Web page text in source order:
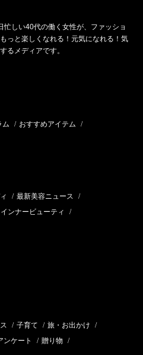
しい40代の働く女性が、ファッショ
っと楽しくなれる！元気になれる！気
るメディアです。
ム / おすすめアイテム /
/ 最新美容ニュース /
インナービューティ /
/ 子育て / 旅・お出かけ /
ンケート / 贈り物 /